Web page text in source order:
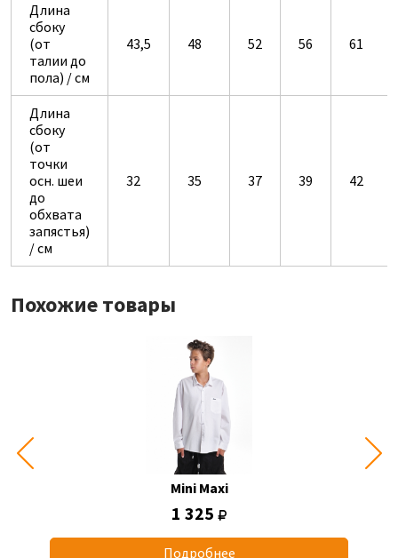
Длина
сбоку
(от
талии до
пола) / см
43,5 48 52 56 61
Длина
сбоку
(от
точки
осн. шеи
до
обхвата
запястья)
/ см
32 35 37 39 42
Похожие товары
Mini Maxi
1 325
Подробнее